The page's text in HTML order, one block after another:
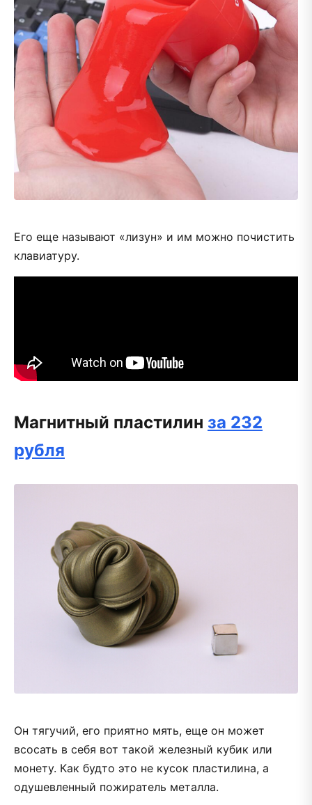
Его еще называют «лизун» и им можно почистить
клавиатуру.
Магнитный пластилин за 232
рубля
Он тягучий, его приятно мять, еще он может
всосать в себя вот такой железный кубик или
монету. Как будто это не кусок пластилина, а
одушевленный пожиратель металла.